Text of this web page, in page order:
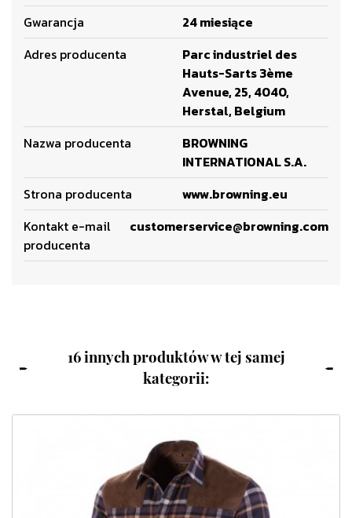
Gwarancja
24 miesiące
Adres producenta
Parc industriel des
Hauts-Sarts 3ème
Avenue, 25, 4040,
Herstal, Belgium
Nazwa producenta
BROWNING
INTERNATIONAL S.A.
Strona producenta
www.browning.eu
Kontakt e-mail
producenta
customerservice@browning.com
16 innych produktów w tej samej
kategorii: